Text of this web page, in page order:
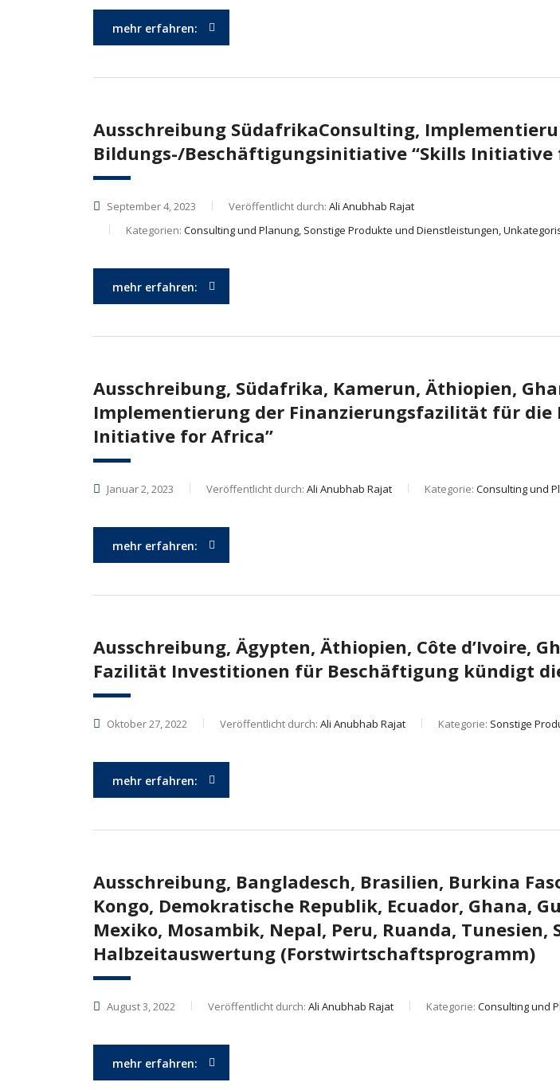
mehr erfahren:
Ausschreibung SüdafrikaConsulting,
Bildungs-/Beschäftigungsinitiative “Skills Initiative
September 4, 2023 Veröffentlicht durch: Ali Anubhab Rajat
Kategorien: Consulting und Planung, Sonstige Produkte und Dienstleistungen,
mehr erfahren:
Ausschreibung, Südafrika, Kamerun, Äthiopien,
Implementierung der Finanzierungsfazilität für
Initiative for Africa”
Januar 2, 2023 Veröffentlicht durch: Ali Anubhab Rajat Kategorie: Consulting und
mehr erfahren:
Ausschreibung, Ägypten, Äthiopien, Côte d’Ivoire,
Fazilität Investitionen für Beschäftigung kündigt
Oktober 27, 2022 Veröffentlicht durch: Ali Anubhab Rajat Kategorie: Sonstige
mehr erfahren:
Ausschreibung, Bangladesch, Brasilien, Burkina
Kongo, Demokratische Republik, Ecuador, Ghana,
Mexiko, Mosambik, Nepal, Peru, Ruanda, Tunesien,
Halbzeitauswertung (Forstwirtschaftsprogramm)
August 3, 2022 Veröffentlicht durch: Ali Anubhab Rajat Kategorie: Consulting und
mehr erfahren: